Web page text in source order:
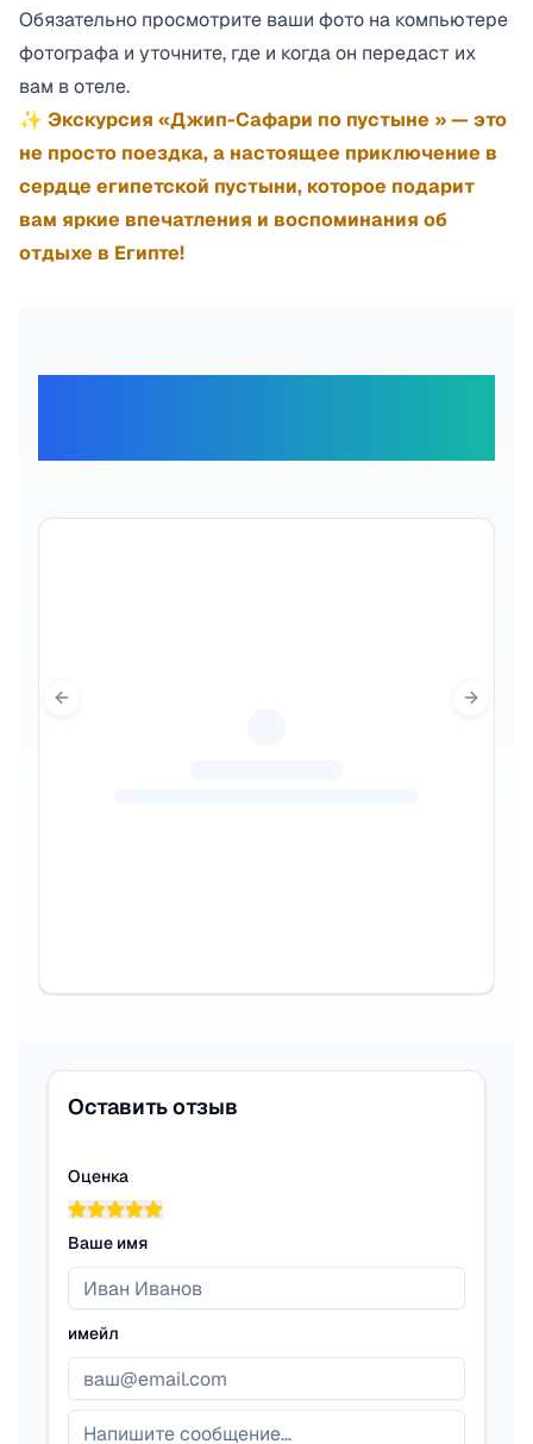
Обязательно просмотрите ваши фото на компьютере
фотографа и уточните, где и когда он передаст их
вам в отеле.
✨ Экскурсия «Джип-Сафари по пустыне » — это
не просто поездка, а настоящее приключение в
сердце египетской пустыни, которое подарит
вам яркие впечатления и воспоминания об
отдыхе в Египте!
Previous slide Next
Оставить отзыв
Оценка
Ваше имя
имейл